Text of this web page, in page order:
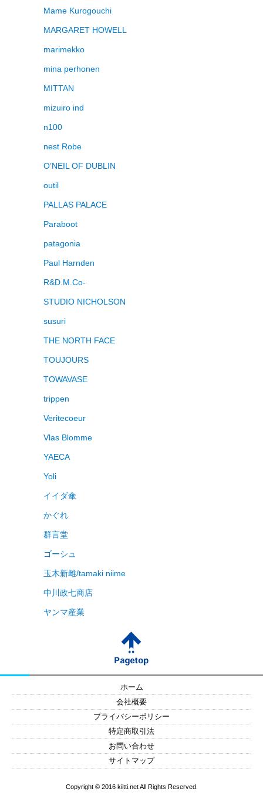
Mame Kurogouchi
MARGARET HOWELL
marimekko
mina perhonen
MITTAN
mizuiro ind
n100
nest Robe
O’NEIL OF DUBLIN
outil
PALLAS PALACE
Paraboot
patagonia
Paul Harnden
R&D.M.Co-
STUDIO NICHOLSON
susuri
THE NORTH FACE
TOUJOURS
TOWAVASE
trippen
Veritecoeur
Vlas Blomme
YAECA
Yoli
イイダ傘
かぐれ
群言堂
ゴーシュ
玉木新雌/tamaki niime
中川政七商店
ヤンマ産業
ホーム
会社概要
プライバシーポリシー
特定商取引法
お問い合わせ
サイトマップ
Copyright © 2016 kiitti.net All Rights Reserved.